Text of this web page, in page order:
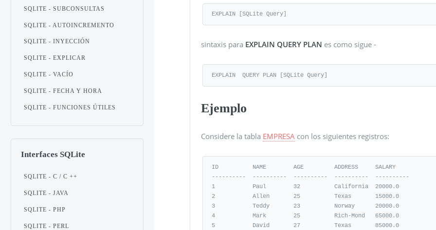
EXPLAIN [SQLite Query]
sintaxis para EXPLAIN QUERY PLAN es como sigue -
EXPLAIN  QUERY PLAN [SQLite Query]
Ejemplo
Considere la tabla EMPRESA con los siguientes registros:
ID          NAME        AGE         ADDRESS     SALARY
----------  ----------  ----------  ----------  ----------
1           Paul        32          California  20000.0
2           Allen       25          Texas       15000.0
3           Teddy       23          Norway      20000.0
4           Mark        25          Rich-Mond   65000.0
5           David       27          Texas       85000.0
SQLITE - SUBCONSULTAS
SQLITE - AUTOINCREMENTO
SQLITE - INYECCIÓN
SQLITE - EXPLICAR
SQLITE - VACÍO
SQLITE - FECHA Y HORA
SQLITE - FUNCIONES ÚTILES
Interfaces SQLite
SQLITE - C / C ++
SQLITE - JAVA
SQLITE - PHP
SQLITE - PERL